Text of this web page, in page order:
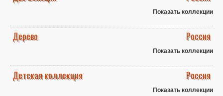
Показать коллекции
Дерево Россия
Показать коллекции
Детская коллекция Россия
Показать коллекции